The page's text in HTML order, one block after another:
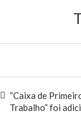
“Caixa de
Trabalho” foi